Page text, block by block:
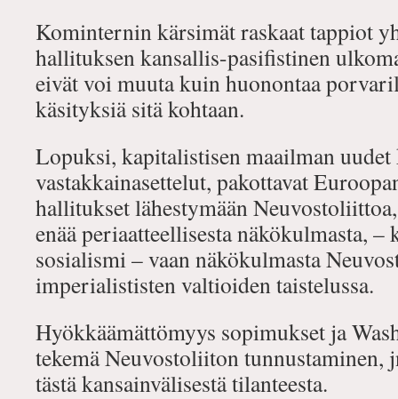
Kominternin kärsimät raskaat tappiot
hallituksen kansallis-pasifistinen
eivät voi muuta kuin huonontaa
käsityksiä sitä kohtaan.
Lopuksi, kapitalistisen maailman
vastakkainasettelut, pakottavat
hallitukset lähestymään Neuvostoliittoa,
enää periaatteellisesta näkökulmasta,
sosialismi – vaan näkökulmasta
imperialististen valtioiden taistelussa.
Hyökkäämättömyys sopimukset ja
tekemä Neuvostoliiton tunnustaminen,
tästä kansainvälisestä tilanteesta.